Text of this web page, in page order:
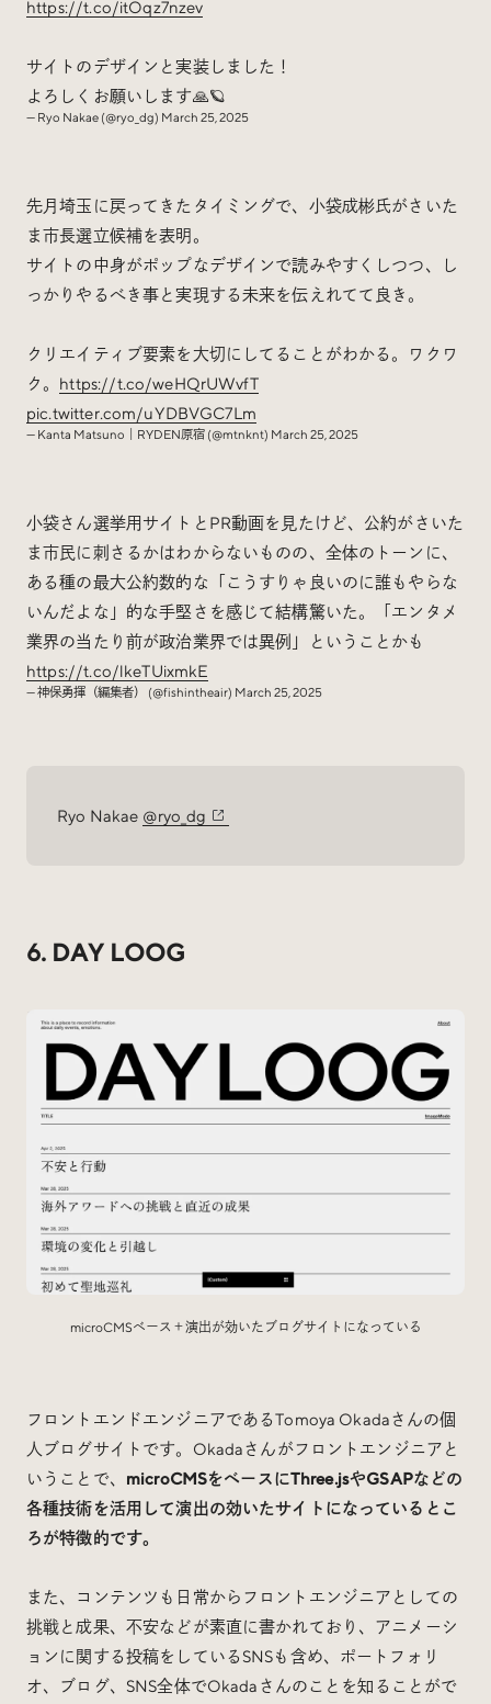
https://t.co/itOqz7nzev
サイトのデザインと実装しました！
よろしくお願いします🙏🪐
— Ryo Nakae (@ryo_dg) March 25, 2025
先月埼玉に戻ってきたタイミングで、小袋成彬氏がさいた
ま市長選立候補を表明。
サイトの中身がポップなデザインで読みやすくしつつ、し
っかりやるべき事と実現する未来を伝えれてて良き。
クリエイティブ要素を大切にしてることがわかる。ワクワ
ク。 https://t.co/weHQrUWvfT
pic.twitter.com/uYDBVGC7Lm
— Kanta Matsuno｜RYDEN原宿 (@mtnknt) March 25, 2025
小袋さん選挙用サイトとPR動画を見たけど、公約がさいた
ま市民に刺さるかはわからないものの、全体のトーンに、
ある種の最大公約数的な「こうすりゃ良いのに誰もやらな
いんだよな」的な手堅さを感じて結構驚いた。「エンタメ
業界の当たり前が政治業界では異例」ということかも
https://t.co/lkeTUixmkE
— 神保勇揮（編集者） (@fishintheair) March 25, 2025
Ryo Nakae @ryo_dg
6. DAY LOOG
microCMSベース＋演出が効いたブログサイトになっている
フロントエンドエンジニアであるTomoya Okadaさんの個
人ブログサイトです。Okadaさんがフロントエンジニアと
いうことで、 microCMSをベースにThree.jsやGSAPなどの
各種技術を活用して演出の効いたサイトになっているとこ
ろが特徴的です。
また、コンテンツも日常からフロントエンジニアとしての
挑戦と成果、不安などが素直に書かれており、アニメーシ
ョンに関する投稿をしているSNSも含め、ポートフォリ
オ、ブログ、SNS全体でOkadaさんのことを知ることがで